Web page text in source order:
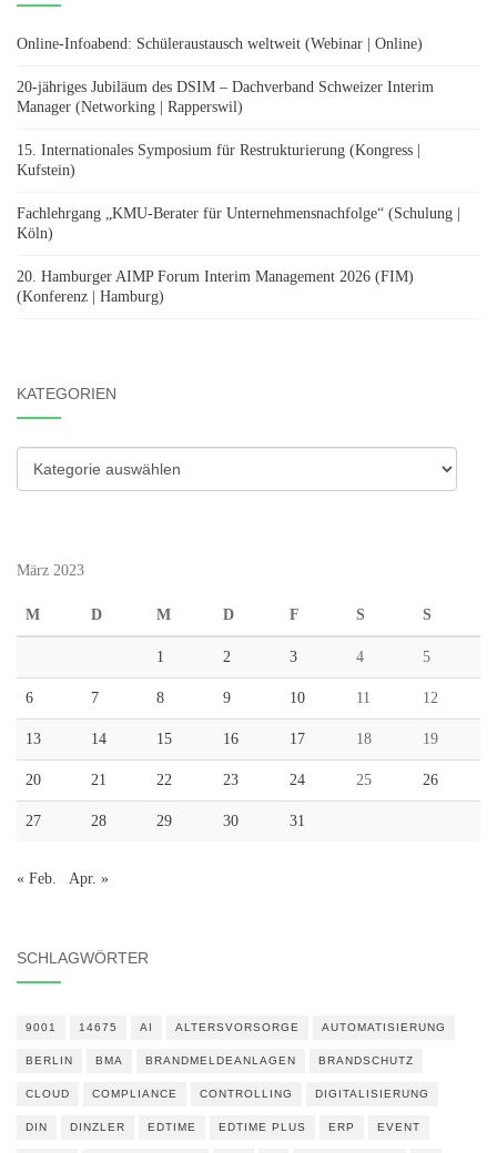
Online-Infoabend: Schüleraustausch weltweit (Webinar | Online)
20-jähriges Jubiläum des DSIM – Dachverband Schweizer Interim
Manager (Networking | Rapperswil)
15. Internationales Symposium für Restrukturierung (Kongress |
Kufstein)
Fachlehrgang „KMU-Berater für Unternehmensnachfolge“ (Schulung |
Köln)
20. Hamburger AIMP Forum Interim Management 2026 (FIM)
(Konferenz | Hamburg)
KATEGORIEN
Kategorien
März 2023
M D M D F S S
1 2 3 4 5
6 7 8 9 10 11 12
13 14 15 16 17 18 19
20 21 22 23 24 25 26
27 28 29 30 31
« Feb. Apr. »
SCHLAGWÖRTER
9001 14675 AI ALTERSVORSORGE AUTOMATISIERUNG
BERLIN BMA BRANDMELDEANLAGEN BRANDSCHUTZ
CLOUD COMPLIANCE CONTROLLING DIGITALISIERUNG
DIN DINZLER EDTIME EDTIME PLUS ERP EVENT